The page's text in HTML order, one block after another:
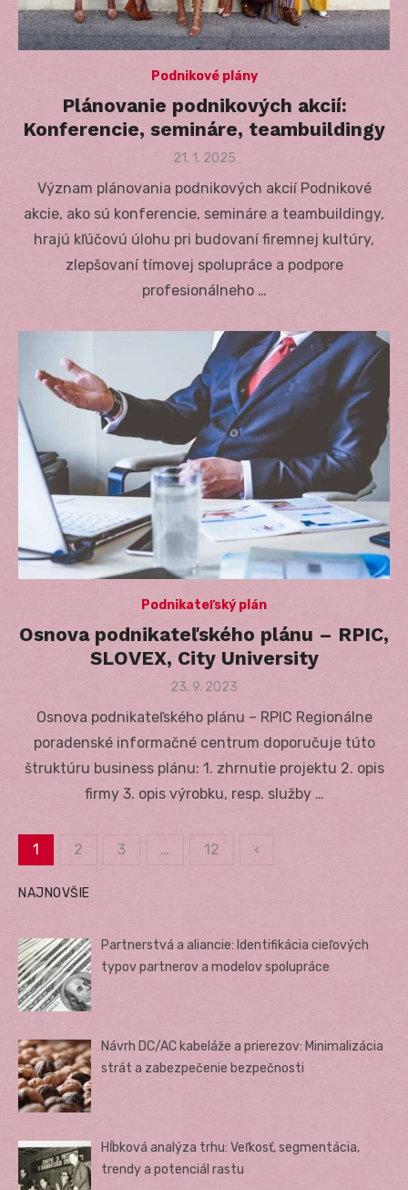
Podnikové plány
Plánovanie podnikových akcií:
Konferencie, semináre, teambuildingy
Posted
21. 1. 2025
Význam plánovania podnikových akcií Podnikové
akcie, ako sú konferencie, semináre a teambuildingy,
hrajú kľúčovú úlohu pri budovaní firemnej kultúry,
zlepšovaní tímovej spolupráce a podpore
profesionálneho …
Podnikateľský plán
Osnova podnikateľského plánu – RPIC,
SLOVEX, City University
Posted
23. 9. 2023
Osnova podnikateľského plánu – RPIC Regionálne
poradenské informačné centrum doporučuje túto
štruktúru business plánu: 1. zhrnutie projektu 2. opis
firmy 3. opis výrobku, resp. služby …
Stránkovanie
príspevkov
1 2 3 … 12 ‹
NAJNOVŠIE
Partnerstvá a aliancie: Identifikácia cieľových
typov partnerov a modelov spolupráce
Návrh DC/AC kabeláže a prierezov: Minimalizácia
strát a zabezpečenie bezpečnosti
Hĺbková analýza trhu: Veľkosť, segmentácia,
trendy a potenciál rastu